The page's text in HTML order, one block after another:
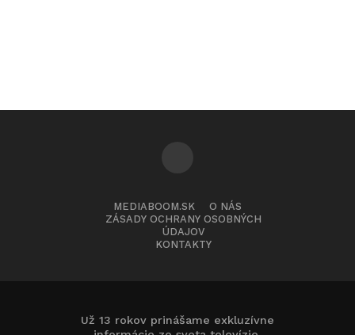
MEDIABOOM.SK
O NÁS
ZÁSADY OCHRANY OSOBNÝCH
ÚDAJOV
KONTAKTY
Už 13 rokov prinášame exkluzívne